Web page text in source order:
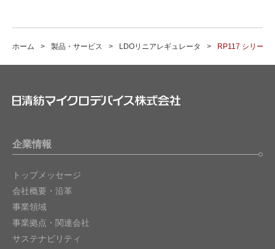
ホーム 製品・サービス LDOリニアレギュレータ RP117 シリーズ
企業情報
トップメッセージ
会社概要・沿革
事業領域
事業拠点・関連会社
サステナビリティ